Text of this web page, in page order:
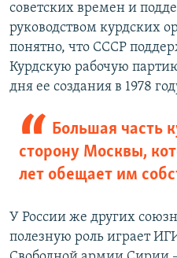
советских времен и
руководством курдских
понятно, что СССР
Курдскую рабочую
дня ее создания в 1978
Большая часть
сторону Москвы,
лет обещает им
У России же других
полезную роль играет